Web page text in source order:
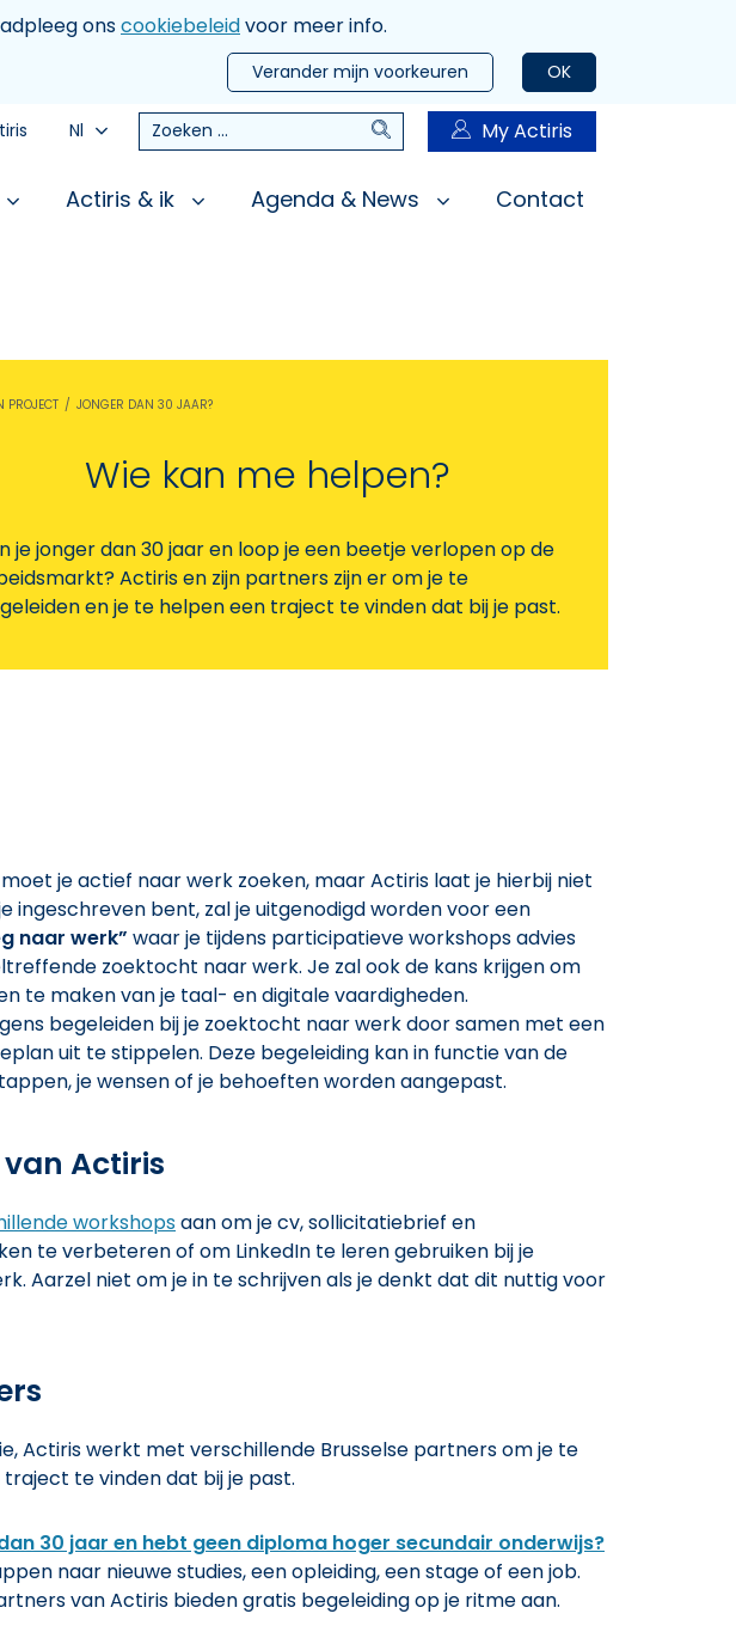
onscookiebeleidvoor meer info.
OK
Verander mijn voorkeuren
Nl Zoeken Zoeken My Actiris
Actiris & ik Agenda & News Contact
PROJECT JONGER DAN 30 JAAR?
Wie kan me helpen?
je jonger dan 30 jaar en loop je een beetje verlopen op de
Actiris en zijn partners zijn er om je te
en je te helpen een traject te vinden dat bij je past.
je actief naar werk zoeken, maar Actiris laat je hierbij niet
ingeschreven bent, zal je uitgenodigd worden voor een
naar werk” waar je tijdens participatieve workshops advies
zoektocht naar werk. Je zal ook de kans krijgen om
te maken van je taal- en digitale vaardigheden.
begeleiden bij je zoektocht naar werk door samen met een
uit te stippelen. Deze begeleiding kan in functie van de
je wensen of je behoeften worden aangepast.
Actiris
workshopsaan om je cv, sollicitatiebrief en
te verbeteren of om LinkedIn te leren gebruiken bij je
Aarzel niet om je in te schrijven als je denkt dat dit nuttig voor
Actiris werkt met verschillende Brusselse partners om je te
te vinden dat bij je past.
30 jaar en hebt geen diploma hoger secundair onderwijs?
naar nieuwe studies, een opleiding, een stage of een job.
van Actiris bieden gratis begeleiding op je ritme aan.